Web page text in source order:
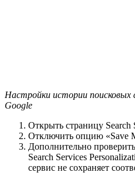
Настройки истории
Google
Открыть страницу Search
Отключить опцию «Save
Дополнительно
Search Services
сервис не сохраняет